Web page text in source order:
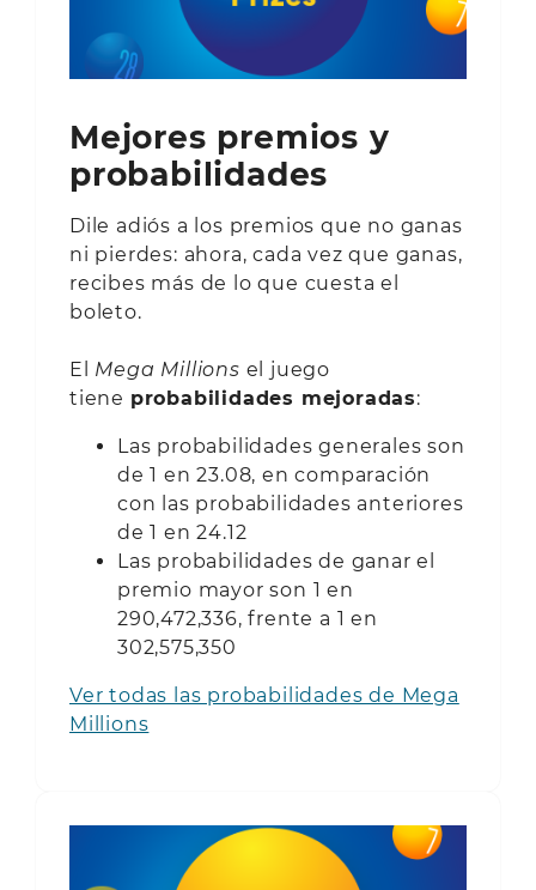
Mejores premios y
probabilidades
Dile adiós a los premios que no ganas
ni pierdes: ahora, cada vez que ganas,
recibes más de lo que cuesta el
boleto.
El Mega Millions el juego
tiene probabilidades mejoradas:
Las probabilidades generales son
de 1 en 23.08, en comparación
con las probabilidades anteriores
de 1 en 24.12
Las probabilidades de ganar el
premio mayor son 1 en
290,472,336, frente a 1 en
302,575,350
Ver todas las probabilidades de Mega
Millions